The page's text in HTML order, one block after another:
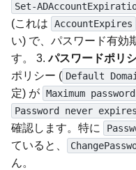
Set-
(これは AccountExpires
い) で、パスワード有効
す。 3.パスワードポリ
ポリシー ( Default
定) が Maximum
Password never expires
確認します。特に
ていると、
ん。